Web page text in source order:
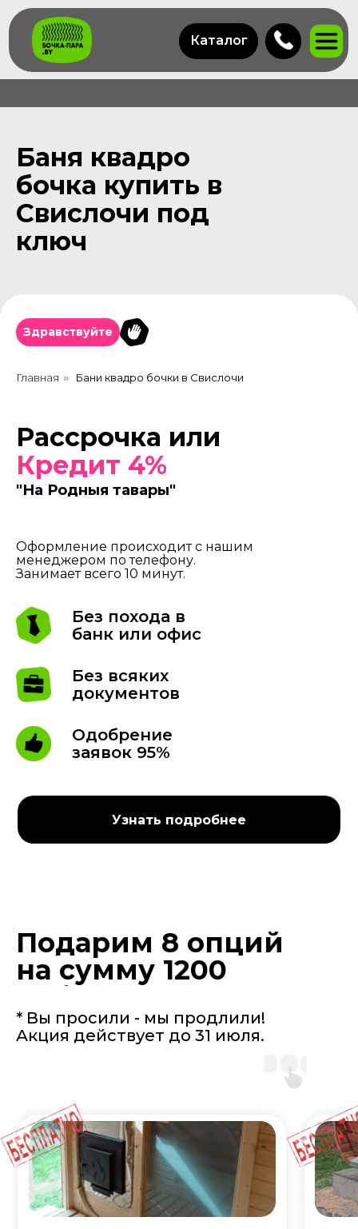
Каталог
Баня квадро
бочка купить в
Свислочи под
ключ
Здравствуйте
Главная » Бани квадро бочки в Свислочи
Рассрочка или
Кредит 4%
"На Родныя тавары"
Без похода в
банк или офис
Оформление происходит с нашим
менеджером по телефону.
Занимает всего 10 минут.
Без всяких
документов
Одобрение
заявок 95%
Узнать подробнее
Подарим 8 опций
на сумму 1200
руб.
* Вы просили - мы продлили!
Акция действует до 31 июля.